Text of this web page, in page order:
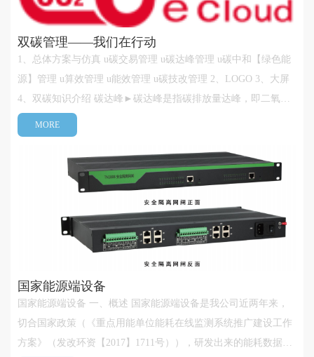
双碳管理——我们在行动
1、总体方案与仿真 u碳交易管理 u碳达峰管理 u碳中和【绿色能
源】管理 u算效管理 u能效管理 u碳技改管理 2、LOGO 3、大屏
4、双碳知识介绍 碳达峰►碳达峰是指碳排放量达峰，即二氧化
碳排放总量在某一个时期达到历史最高值，之后逐步降低。碳达
峰是一个过程，即碳排放首先进入平台期并可以在一定范围内波
动，之后进入平稳下···
MORE
国家能源端设备
国家能源端设备 一、概述 国家能源端设备是我公司近两年来，
切合国家政策（《重点用能单位能耗在线监测系统推广建设工作
方案》（发改环资【2017】1711号）），研发出来的能耗数据采